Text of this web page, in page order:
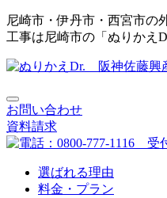
尼崎市・伊丹市・西宮市の
工事は尼崎市の「ぬりかえ
お問い合わせ
資料請求
選ばれる理由
料金・プラン